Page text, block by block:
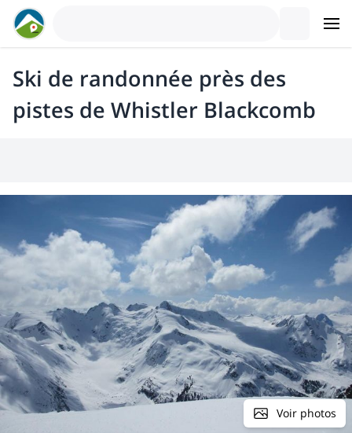
Ski de randonnée près des
pistes de Whistler Blackcomb
Voir photos